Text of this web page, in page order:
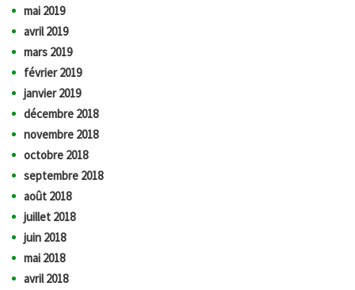
mai 2019
avril 2019
mars 2019
février 2019
janvier 2019
décembre 2018
novembre 2018
octobre 2018
septembre 2018
août 2018
juillet 2018
juin 2018
mai 2018
avril 2018